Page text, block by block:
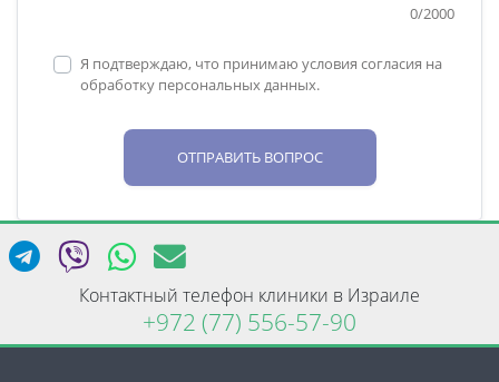
0/2000
Я подтверждаю, что принимаю условия согласия на
обработку персональных данных.
ОТПРАВИТЬ ВОПРОС
Контактный телефон клиники в Израиле
+972 (77) 556-57-90